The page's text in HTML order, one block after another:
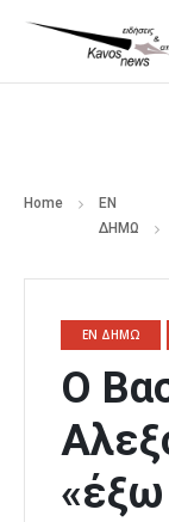
Home
ΕΝ
ΔΗΜΩ
ΕΝ ΔΗΜΩ
Ο
«έξω